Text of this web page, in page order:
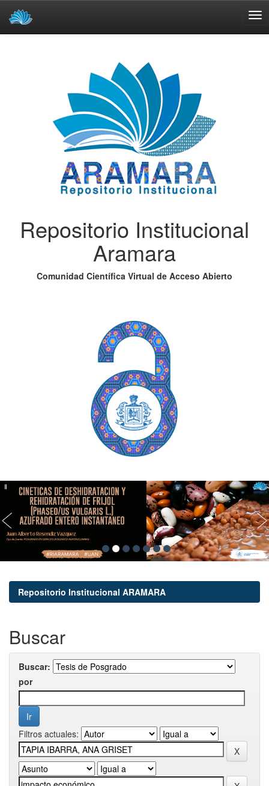
Repositorio Institucional
Aramara
Comunidad Científica Virtual de Acceso Abierto
Repositorio Institucional ARAMARA
Buscar
Buscar:
por
Filtros actuales: